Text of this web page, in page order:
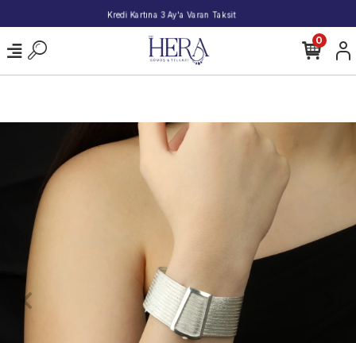
2000 TL ve Üzeri Alışverişlerde Kargo Bedava!
0